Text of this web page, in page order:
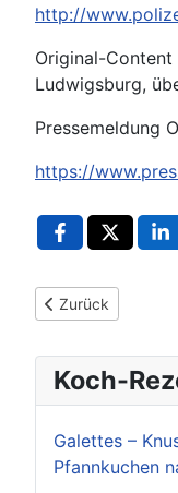
http://
Original-
Ludwigsburg,
Pressemeldung
https://
Vorheriger
Zurück
Koch-
Galettes –
Pfannkuchen